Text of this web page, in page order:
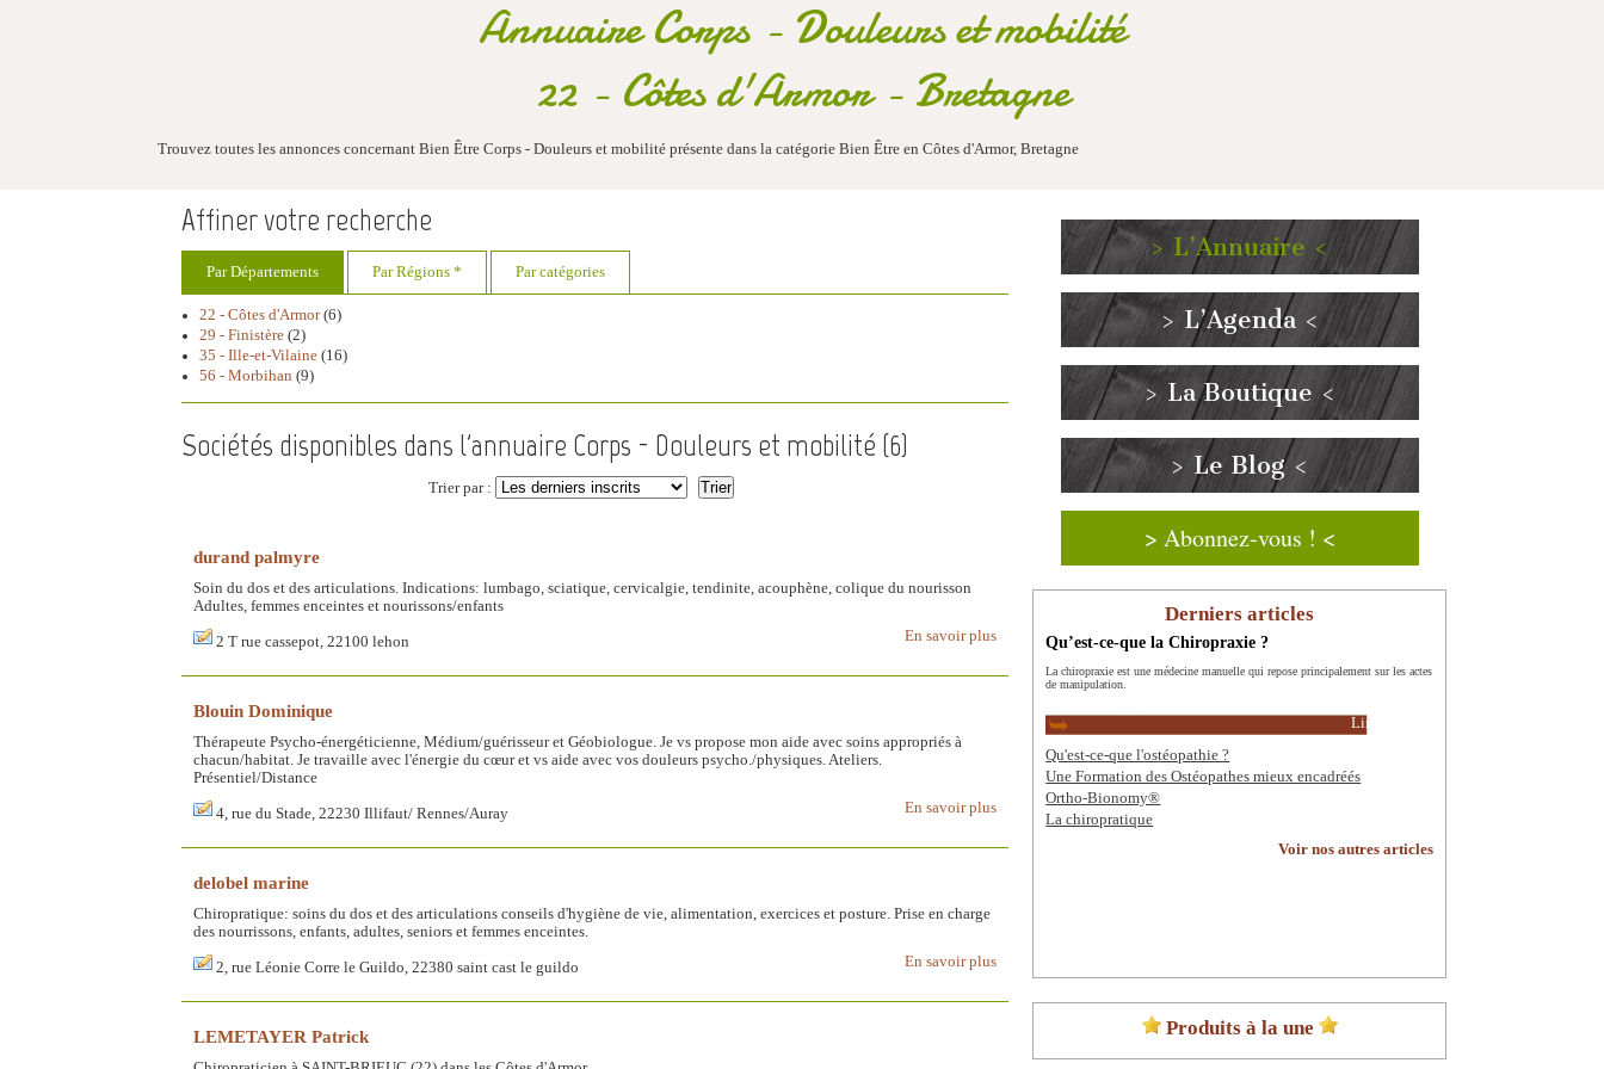
Annuaire Corps - Douleurs et mobilité
22 - Côtes d'Armor - Bretagne
Trouvez toutes les annonces concernant Bien Être Corps - Douleurs et mobilité présente dans la catégorie Bien Être en Côtes d'Armor, Bretagne
Affiner votre recherche
Par Départements Par Régions * Par catégories
22 - Côtes d'Armor(6)
29 - Finistère (2)
35 - Ille-et-Vilaine (16)
56 - Morbihan (9)
Sociétés disponibles dans l'annuaire Corps - Douleurs et mobilité (6)
Trier par :
durand palmyre
Soin du dos et des articulations. Indications: lumbago, sciatique, cervicalgie, tendinite, acouphène, colique du nourisson
Adultes, femmes enceintes et nourissons/enfants
En savoir plus
2 T rue cassepot, 22100 lehon
Blouin Dominique
Thérapeute Psycho-énergéticienne, Médium/guérisseur et Géobiologue. Je vs propose mon aide avec soins appropriés à
chacun/habitat. Je travaille avec l'énergie du cœur et vs aide avec vos douleurs psycho./physiques. Ateliers.
Présentiel/Distance
En savoir plus
4, rue du Stade, 22230 Illifaut/ Rennes/Auray
delobel marine
Chiropratique: soins du dos et des articulations conseils d'hygiène de vie, alimentation, exercices et posture. Prise en charge
des nourrissons, enfants, adultes, seniors et femmes enceintes.
En savoir plus
2, rue Léonie Corre le Guildo, 22380 saint cast le guildo
LEMETAYER Patrick
> L’Annuaire <
> L’Agenda <
> La Boutique <
> Le Blog <
> Abonnez-vous ! <
Derniers articles
Qu’est-ce-que la Chiropraxie ?
La chiropraxie est une médecine manuelle qui repose principalement sur les actes
de manipulation.
Lire la suite
Qu'est-ce-que l'ostéopathie ?
Une Formation des Ostéopathes mieux encadréés
Ortho-Bionomy®
La chiropratique
Voir nos autres articles
Produits à la une